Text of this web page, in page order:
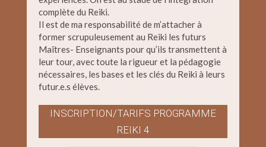
complète du Reiki.
Il est de ma responsabilité de m’attacher à
former scrupuleusement au Reiki les futurs
Maîtres- Enseignants pour qu’ils transmettent à
leur tour, avec toute la rigueur et la pédagogie
nécessaires, les bases et les clés du Reiki à leurs
futur.e.s élèves.
INSCRIPTION/TARIFS PROGRAMME
REIKI 4